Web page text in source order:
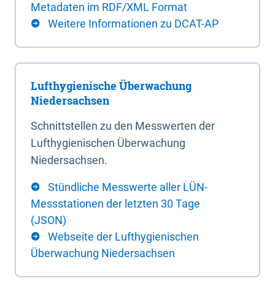
Metadaten im RDF/XML Format
Weitere Informationen zu DCAT-AP
Lufthygienische Überwachung
Niedersachsen
Schnittstellen zu den Messwerten der
Lufthygienischen Überwachung
Niedersachsen.
Stündliche Messwerte aller LÜN-
Messstationen der letzten 30 Tage
(JSON)
Webseite der Lufthygienischen
Überwachung Niedersachsen